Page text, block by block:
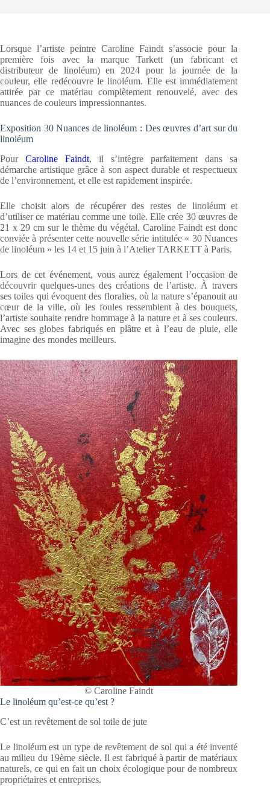
Lorsque l’artiste peintre Caroline Faindt s’associe pour la
première fois avec la marque Tarkett (un fabricant et
distributeur de linoléum) en 2024 pour la journée de la
couleur, elle redécouvre le linoléum. Elle est immédiatement
attirée par ce matériau complètement renouvelé, avec des
nuances de couleurs impressionnantes.
Exposition 30 Nuances de linoléum : Des œuvres d’art sur du
linoléum
PourCaroline Faindt, il s’intègre parfaitement dans sa
démarche artistique grâce à son aspect durable et respectueux
de l’environnement, et elle est rapidement inspirée.
Elle choisit alors de récupérer des restes de linoléum et
d’utiliser ce matériau comme une toile. Elle crée 30 œuvres de
21 x 29 cm sur le thème du végétal. Caroline Faindt est donc
conviée à présenter cette nouvelle série intitulée « 30 Nuances
de linoléum » les 14 et 15 juin à l’Atelier TARKETT à Paris.
Lors de cet événement, vous aurez également l’occasion de
découvrir quelques-unes des créations de l’artiste. À travers
ses toiles qui évoquent des floralies, où la nature s’épanouit au
cœur de la ville, où les foules ressemblent à des bouquets,
l’artiste souhaite rendre hommage à la nature et à ses couleurs.
Avec ses globes fabriqués en plâtre et à l’eau de pluie, elle
imagine des mondes meilleurs.
© Caroline Faindt
Le linoléum qu’est-ce qu’est ?
C’est un revêtement de sol toile de jute
Le linoléum est un type de revêtement de sol qui a été inventé
au milieu du 19ème siècle. Il est fabriqué à partir de matériaux
naturels, ce qui en fait un choix écologique pour de nombreux
propriétaires et entreprises.